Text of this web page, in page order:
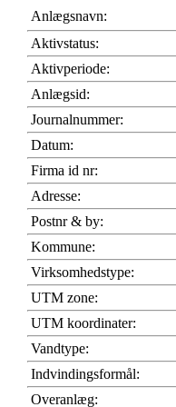
Anlægsnavn:
Aktivstatus:
Aktivperiode:
Anlægsid:
Journalnummer:
Datum:
Firma id nr:
Adresse:
Postnr & by:
Kommune:
Virksomhedstype:
UTM zone:
UTM koordinater:
Vandtype:
Indvindingsformål:
Overanlæg: